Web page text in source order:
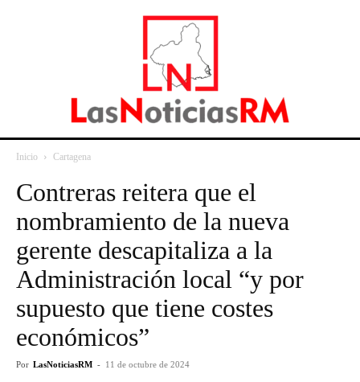
Inicio Cartagena
Contreras reitera que el
nombramiento de la nueva
gerente descapitaliza a la
Administración local “y por
supuesto que tiene costes
económicos”
Por LasNoticiasRM - 11 de octubre de 2024